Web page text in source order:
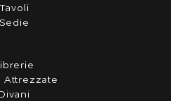
Tavoli
Sedie
Attrezzate
Divani